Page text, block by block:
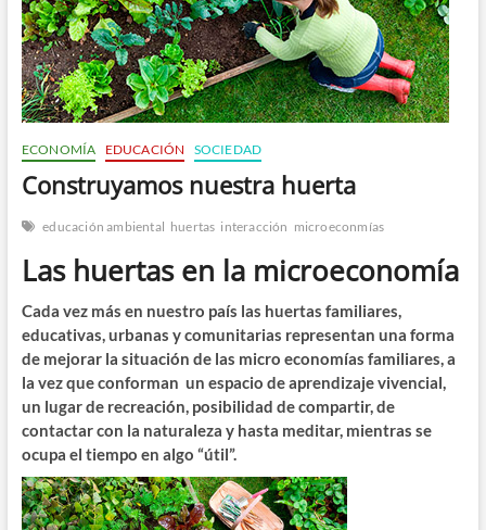
n
ECONOMÍA EDUCACIÓN SOCIEDAD
Construyamos nuestra huerta
educación ambiental huertas interacción microeconmías
Las huertas en la microeconomía
Cada vez más en nuestro país las huertas familiares,
educativas, urbanas y comunitarias representan una forma
de mejorar la situación de las micro economías familiares, a
la vez que conforman un espacio de aprendizaje vivencial,
un lugar de recreación, posibilidad de compartir, de
contactar con la naturaleza y hasta meditar, mientras se
ocupa el tiempo en algo “útil”.